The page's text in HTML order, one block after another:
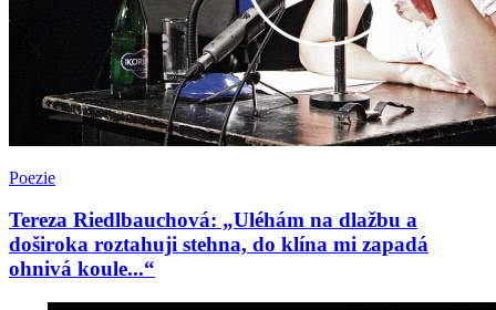
Poezie
Tereza Riedlbauchová: „Uléhám na dlažbu a
doširoka roztahuji stehna, do klína mi zapadá
ohnivá koule...“